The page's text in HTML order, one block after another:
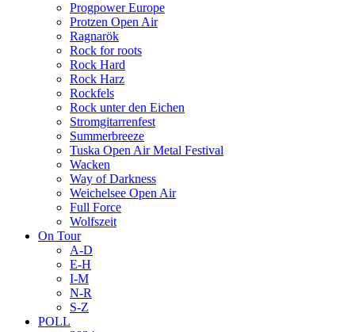
Progpower Europe
Protzen Open Air
Ragnarök
Rock for roots
Rock Hard
Rock Harz
Rockfels
Rock unter den Eichen
Stromgitarrenfest
Summerbreeze
Tuska Open Air Metal Festival
Wacken
Way of Darkness
Weichelsee Open Air
Full Force
Wolfszeit
On Tour
A-D
E-H
I-M
N-R
S-Z
POLL